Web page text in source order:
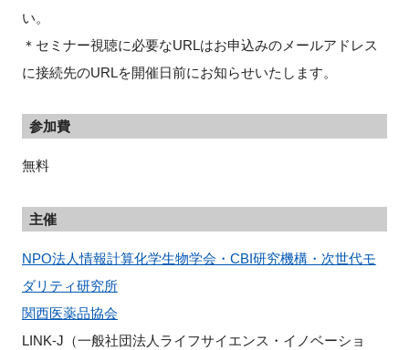
い。
＊セミナー視聴に必要なURLはお申込みのメールアドレス
に接続先のURLを開催⽇前にお知らせいたします。
参加費
無料
主催
NPO法人情報計算化学生物学会・CBI研究機構・次世代モ
ダリティ研究所
関西医薬品協会
LINK-J（一般社団法人ライフサイエンス・イノベーショ